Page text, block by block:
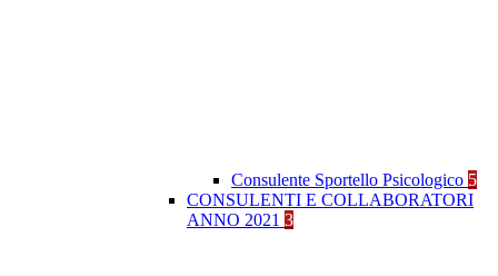
Consulente Sportello Psicologico 5
CONSULENTI E COLLABORATORI
ANNO 2021 3